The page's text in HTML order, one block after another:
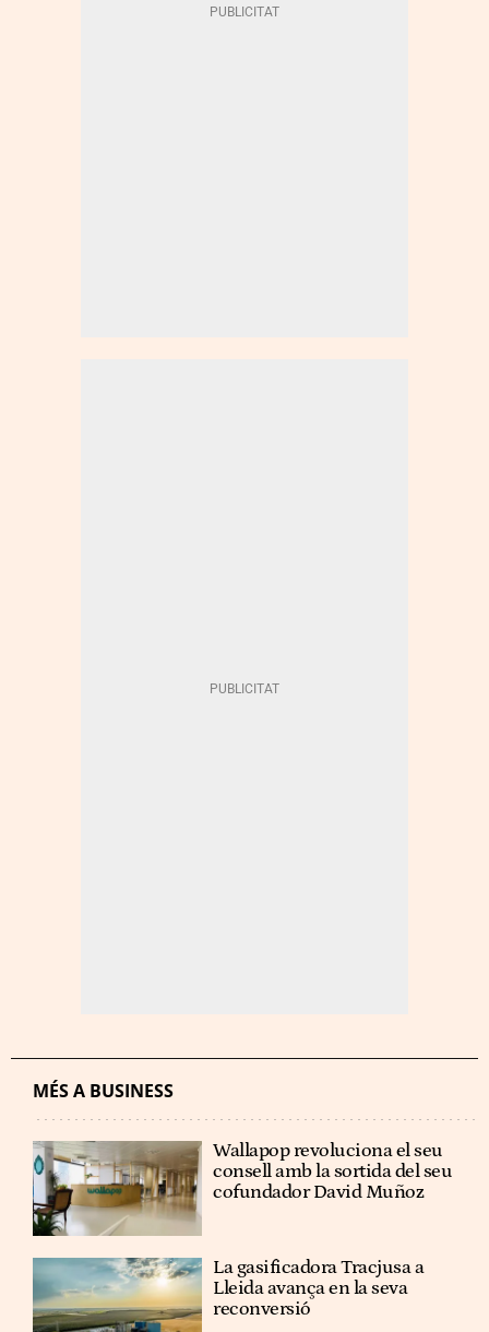
MÉS A BUSINESS
Wallapop revoluciona el seu
consell amb la sortida del seu
cofundador David Muñoz
La gasificadora Tracjusa a
Lleida avança en la seva
reconversió